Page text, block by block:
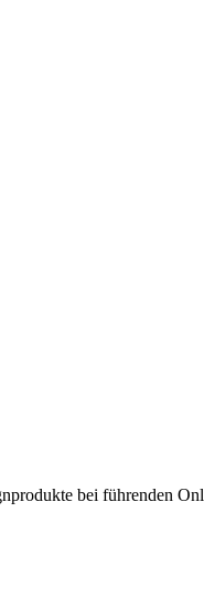
bei führenden